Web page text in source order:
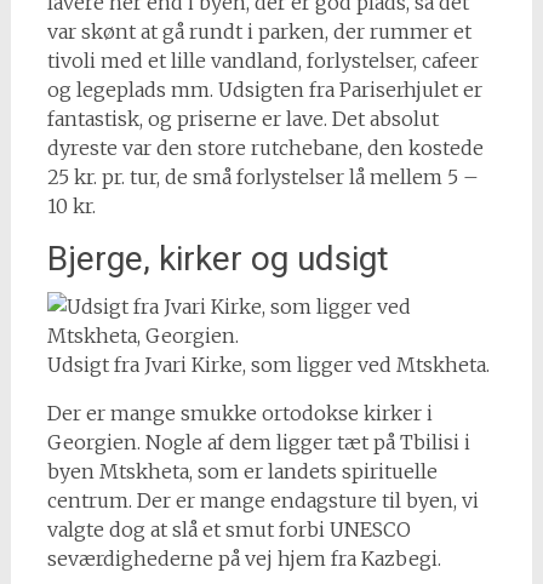
var skønt at gå rundt i parken, der rummer et
tivoli med et lille vandland, forlystelser, cafeer
og legeplads mm. Udsigten fra Pariserhjulet er
fantastisk, og priserne er lave. Det absolut
dyreste var den store rutchebane, den kostede
25 kr. pr. tur, de små forlystelser lå mellem 5 –
10 kr.
Bjerge, kirker og udsigt
Udsigt fra Jvari Kirke, som ligger ved Mtskheta.
Der er mange smukke ortodokse kirker i
Georgien. Nogle af dem ligger tæt på Tbilisi i
byen Mtskheta, som er landets spirituelle
centrum. Der er mange endagsture til byen, vi
valgte dog at slå et smut forbi UNESCO
seværdighederne på vej hjem fra Kazbegi.